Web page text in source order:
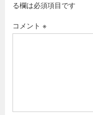
る欄は必須項目です
コメント ※